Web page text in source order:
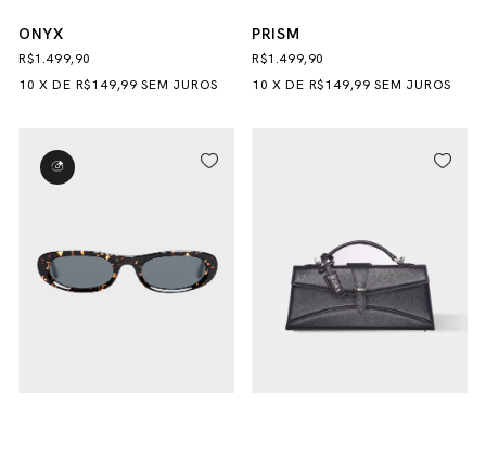
ONYX
R$1.499,90
10 XDE R$149,99 SEM JUROS
PRISM
R$1.499,90
10 XDE R$149,99 SEM JUROS